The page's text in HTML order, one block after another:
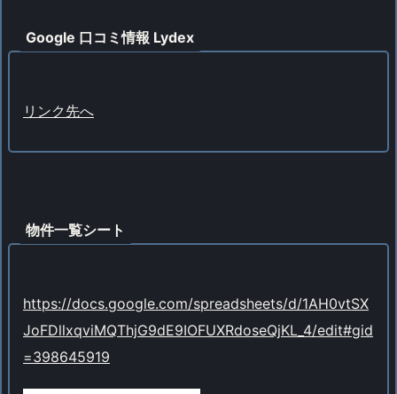
Google 口コミ情報 Lydex
リンク先へ
物件一覧シート
https://docs.google.com/spreadsheets/d/1AH0vtSX
JoFDllxqviMQThjG9dE9IOFUXRdoseQjKL_4/edit#gid
=398645919